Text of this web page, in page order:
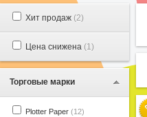
Хит продаж (2)
Цена снижена (1)
Торговые марки
Plotter Paper (12)